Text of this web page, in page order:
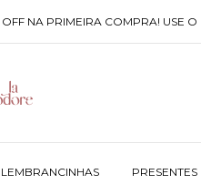
PRIMEIRA COMPRA! USE O
LEMBRANCINHAS PRESENTES